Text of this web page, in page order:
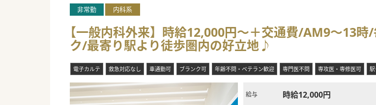
非常勤 内科系
【一般内科外来】時給12,000円～＋交通費/AM9～13
ク/最寄り駅より徒歩圏内の好立地♪
電子カルテ 救急対応なし 車通勤可 ブランク可 年齢不問・ベテラン歓迎 専門医不問 専攻医・専修医可
給与 時給12,000円